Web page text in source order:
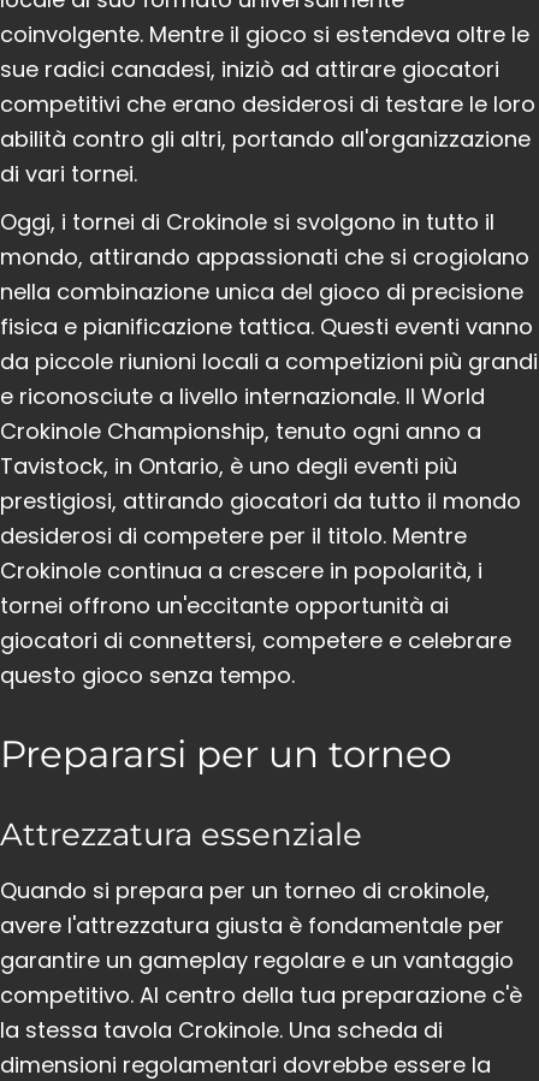
coinvolgente. Mentre il gioco si estendeva oltre le
sue radici canadesi, iniziò ad attirare giocatori
competitivi che erano desiderosi di testare le loro
abilità contro gli altri, portando all'organizzazione
di vari tornei.
Oggi, i tornei di Crokinole si svolgono in tutto il
mondo, attirando appassionati che si crogiolano
nella combinazione unica del gioco di precisione
fisica e pianificazione tattica. Questi eventi vanno
da piccole riunioni locali a competizioni più grandi
e riconosciute a livello internazionale. Il World
Crokinole Championship, tenuto ogni anno a
Tavistock, in Ontario, è uno degli eventi più
prestigiosi, attirando giocatori da tutto il mondo
desiderosi di competere per il titolo. Mentre
Crokinole continua a crescere in popolarità, i
tornei offrono un'eccitante opportunità ai
giocatori di connettersi, competere e celebrare
questo gioco senza tempo.
Prepararsi per un torneo
Attrezzatura essenziale
Quando si prepara per un torneo di crokinole,
avere l'attrezzatura giusta è fondamentale per
garantire un gameplay regolare e un vantaggio
competitivo. Al centro della tua preparazione c'è
la stessa tavola Crokinole. Una scheda di
dimensioni regolamentari dovrebbe essere la